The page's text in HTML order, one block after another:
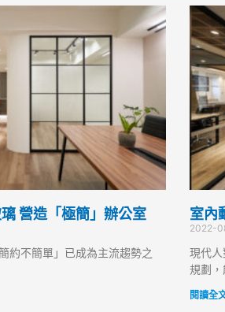
營造「極簡」辦公室
約不簡單」已成為主流趨勢之
室內
2022-
現代
規劃，
閱讀全